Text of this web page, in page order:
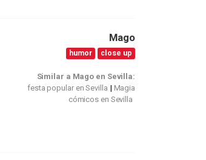
Mago
humor close up
Similar a Mago en Sevilla:
festa popular en Sevilla
Magia
cómicos en Sevilla